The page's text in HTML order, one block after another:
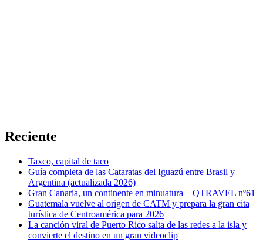
Reciente
Taxco, capital de taco
Guía completa de las Cataratas del Iguazú entre Brasil y
Argentina (actualizada 2026)
Gran Canaria, un continente en minuatura – QTRAVEL nº61
Guatemala vuelve al origen de CATM y prepara la gran cita
turística de Centroamérica para 2026
La canción viral de Puerto Rico salta de las redes a la isla y
convierte el destino en un gran videoclip